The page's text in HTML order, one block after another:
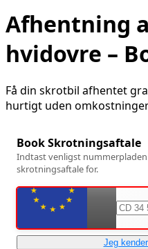
Afhentning
hvidovre –
Få din skrotbil afhentet
hurtigt uden
Book Skrotningsaftale
Indtast venligst
skrotningsaftale for.
Jeg